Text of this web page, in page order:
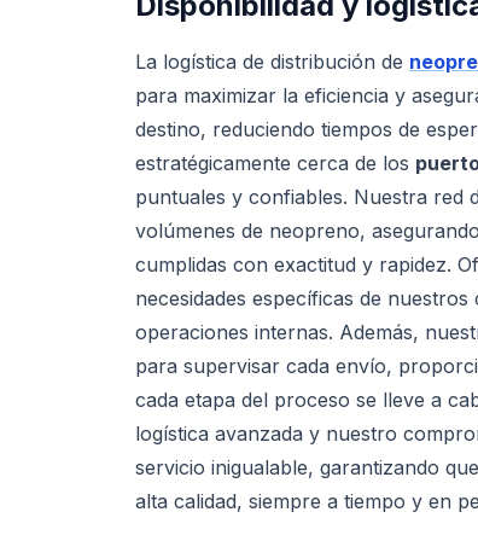
La logística de distribución de
para maximizar la eficiencia y
destino, reduciendo tiempos de
estratégicamente cerca de los
puntuales y confiables. Nuestra red
volúmenes de neopreno,
cumplidas con exactitud y rapidez.
necesidades específicas de
operaciones internas. Además,
para supervisar cada envío,
cada etapa del proceso se lleve a
logística avanzada y nuestro
servicio inigualable, garantizando
alta calidad, siempre a tiempo y en